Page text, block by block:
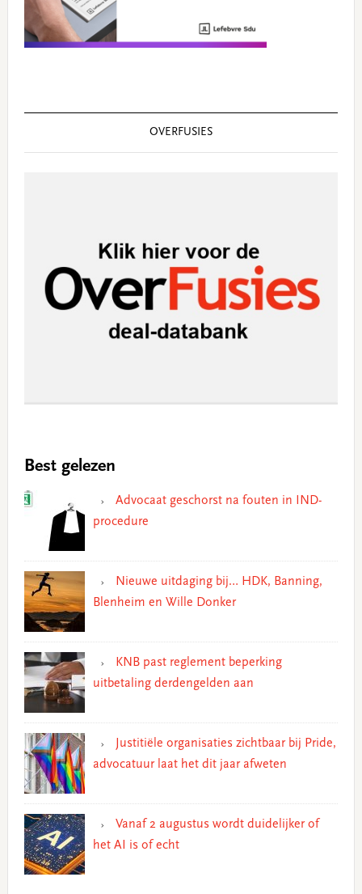
OVERFUSIES
Best gelezen
Advocaat geschorst na fouten in IND-
procedure
Nieuwe uitdaging bij… HDK, Banning,
Blenheim en Wille Donker
KNB past reglement beperking
uitbetaling derdengelden aan
Justitiële organisaties zichtbaar bij Pride,
advocatuur laat het dit jaar afweten
Vanaf 2 augustus wordt duidelijker of
het AI is of echt